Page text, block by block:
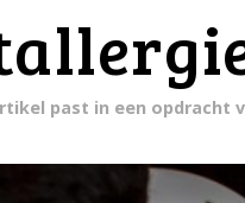
past in een opdracht